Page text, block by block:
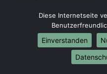
Umzug von Darmstadt
Umzug von Darmstadt
Umzug von Darmstadt
Umzug von Darmstadt
Umzug von Darmstadt
Diese Internetseite
Einverstanden